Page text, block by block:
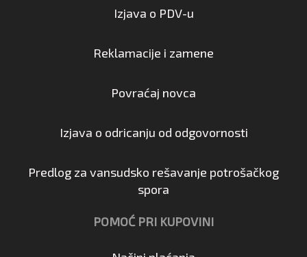
Izjava o PDV-u
Reklamacije i zamene
Povraćaj novca
Izjava o odricanju od odgovornosti
Predlog za vansudsko rešavanje potrošačkog
spora
POMOĆ PRI KUPOVINI